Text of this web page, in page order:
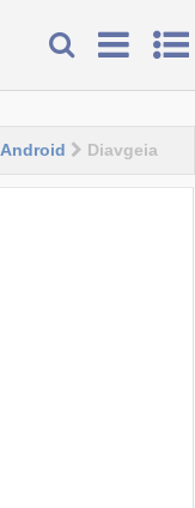
Android Diavgeia